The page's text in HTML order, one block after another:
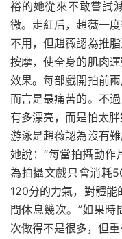
裕的她從來不敢嘗試
微。走紅后，趙薇一
不用，但趙薇認為推
按摩，使全身的肌肉
效果。每部戲開拍前
而言是最痛苦的。不
有多漂亮，而是怕太胖
游泳是趙薇認為沒有
她說：“每當拍攝動作
為拍攝文戲只會消耗
120分的力氣，對體
間休息幾次。”如果
次做得不是很多，但重